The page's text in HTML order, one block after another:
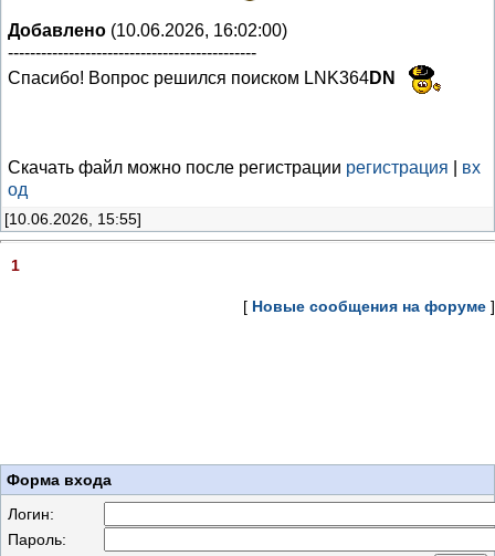
Добавлено (10.06.2026, 16:02:00)
---------------------------------------------
Спасибо! Вопрос решился поиском LNK364DN
Скачать файл можно после регистрации регистрация
вх
од
[10.06.2026, 15:55]
1
[ Новые сообщения на форуме ]
Форма входа
Логин:
Пароль: